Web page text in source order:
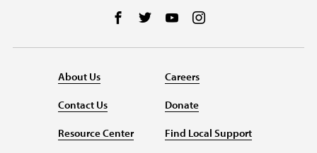
Follow us on Facebook
Follow us on Twitter
Follow us on YouTube
About Us
Contact Us
Resource Center
Careers
Donate
Find Local Support